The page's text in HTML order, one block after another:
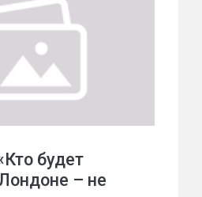
будет
– не